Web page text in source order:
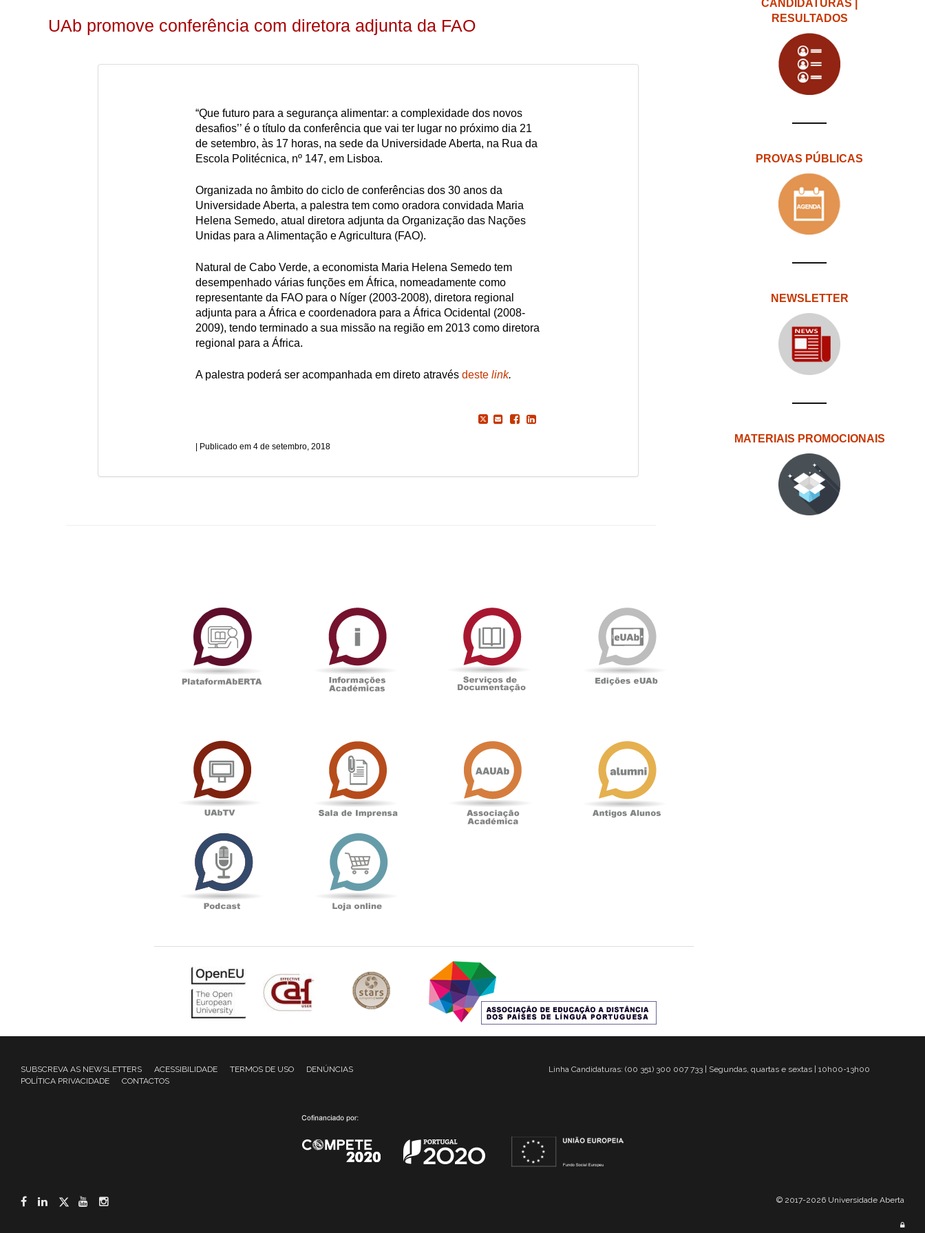
UAb promove conferência com diretora adjunta da FAO
“Que futuro para a segurança alimentar: a complexidade dos novos
desafios’’ é o título da conferência que vai ter lugar no próximo dia 21
de setembro, às 17 horas, na sede da Universidade Aberta, na Rua da
Escola Politécnica, nº 147, em Lisboa.
Organizada no âmbito do ciclo de conferências dos 30 anos da
Universidade Aberta, a palestra tem como oradora convidada Maria
Helena Semedo, atual diretora adjunta da Organização das Nações
Unidas para a Alimentação e Agricultura (FAO).
Natural de Cabo Verde, a economista Maria Helena Semedo tem
desempenhado várias funções em África, nomeadamente como
representante da FAO para o Níger (2003-2008), diretora regional
adjunta para a África e coordenadora para a África Ocidental (2008-
2009), tendo terminado a sua missão na região em 2013 como diretora
regional para a África.
A palestra poderá ser acompanhada em direto através deste link.
4 de setembro, 2018
CANDIDATURAS |
RESULTADOS
PROVAS PÚBLICAS
NEWSLETTER
MATERIAIS PROMOCIONAIS
PlataformAberta
Académicas
Documentação
SUBSCREVA AS NEWSLETTERS ACESSIBILIDADE TERMOS DE USO
DENÚNCIAS
POLÍTICA PRIVACIDADE
CONTACTOS
Linha Candidaturas: (00 351) 300 007 733 | Segundas, quartas e sextas | 10h00-13h00
Facebook
LinkedIn
Twitter
YouTube © 2017-2026 Universidade Aberta